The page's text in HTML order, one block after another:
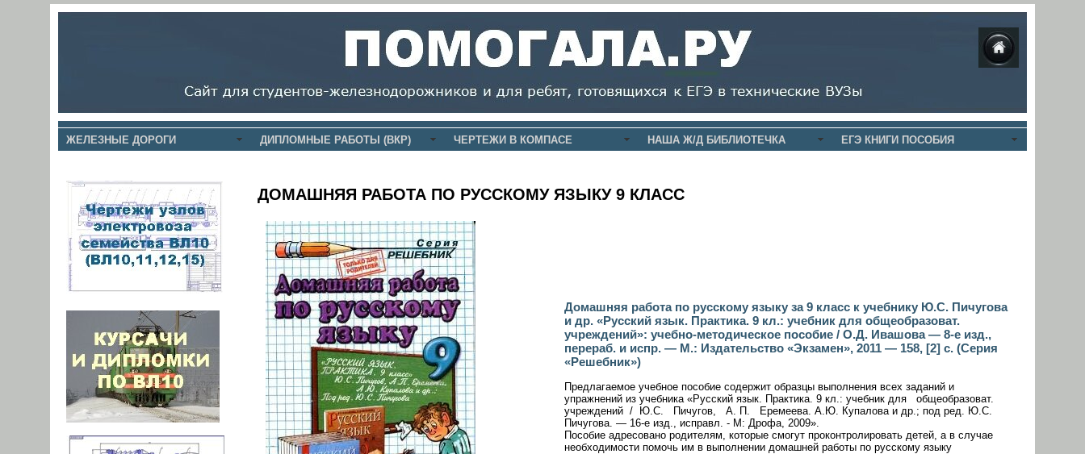
ЖЕЛЕЗНЫЕ ДОРОГИ ДИПЛОМНЫЕ РАБОТЫ (ВКР) ЧЕРТЕЖИ В КОМПАСЕ НАША Ж/Д БИБЛИОТЕЧКА ЕГЭ КНИГИ ПОСОБИЯ
ДОМАШНЯЯ РАБОТА ПО РУССКОМУ ЯЗЫКУ 9 КЛАСС
Домашняя работа по русскому языку за 9 класс к учебнику Ю.С. Пичугова
и др. «Русский язык. Практика. 9 кл.: учебник для общеобразоват.
учреждений»: учебно-методическое пособие / О.Д. Ивашова — 8-е изд.,
перераб. и испр. — М.: Издательство «Экзамен», 2011 — 158, [2] с. (Серия
«Решебник»)
Предлагаемое учебное пособие содержит образцы выполнения всех заданий и
упражнений из учебника «Русский язык. Практика. 9 кл.: учебник для общеобразоват.
учреждений / Ю.С. Пичугов, А. П. Еремеева. А.Ю. Купалова и др.; под ред. Ю.С.
Пичугова. — 16-е изд., исправл. - М: Дрофа, 2009».
Пособие адресовано родителям, которые смогут проконтролировать детей, а в случае
необходимости помочь им в выполнении домашней ра­боты по русскому языку